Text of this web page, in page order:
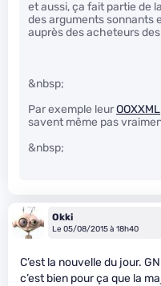
et aussi, ça fait partie de
des arguments sonnants
auprès des acheteurs
&nbsp;
Par exemple leurOOXXML
savent même pas
&nbsp;
Okki
Le 05/08/2015 à 18h40
C’est la nouvelle du jour.
c’est bien pour ça que la